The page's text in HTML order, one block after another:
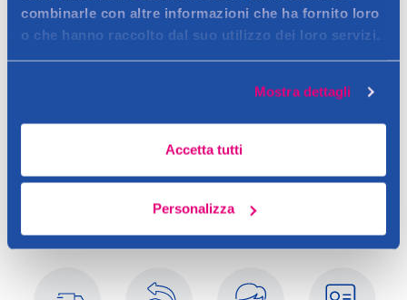
combinarle con altre informazioni che ha fornito loro
o che hanno raccolto dal suo utilizzo dei loro servizi.
Mostra dettagli
Accetta tutti
Personalizza
Descrizione